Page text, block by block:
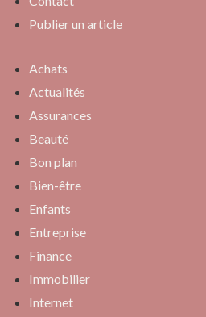
Publier un article
Achats
Actualités
Assurances
Beauté
Bon plan
Bien-être
Enfants
Entreprise
Finance
Immobilier
Internet